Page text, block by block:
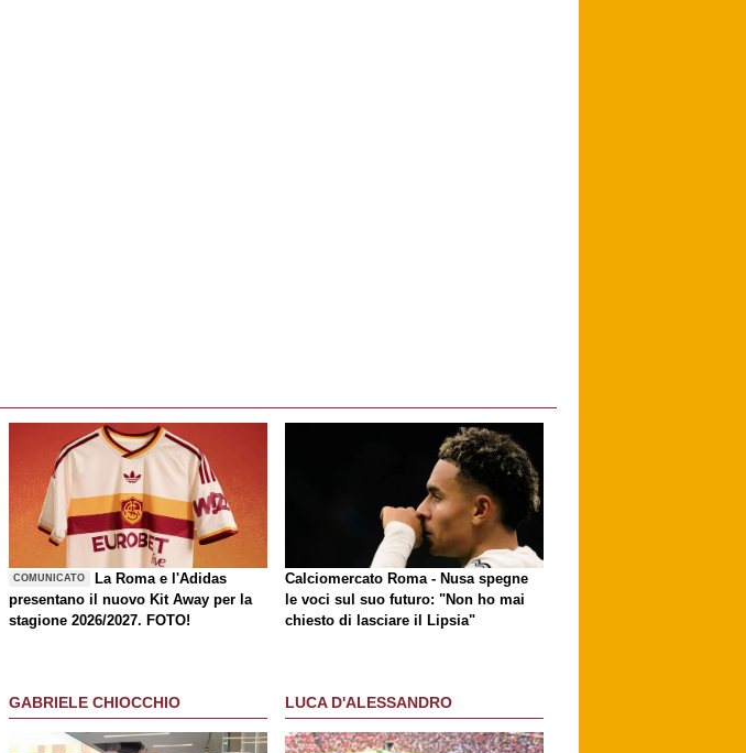
COMUNICATO
La Roma e l'Adidas
presentano il nuovo Kit Away per la
stagione 2026/2027. FOTO!
Calciomercato Roma - Nusa spegne
le voci sul suo futuro: "Non ho mai
chiesto di lasciare il Lipsia"
GABRIELE CHIOCCHIO LUCA D'ALESSANDRO